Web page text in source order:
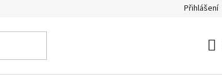
Přihlášení